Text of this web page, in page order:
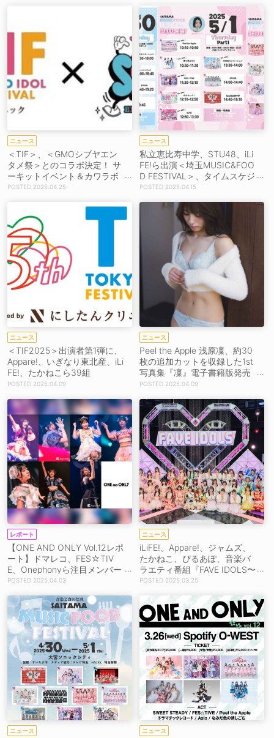
は、幸せの連鎖だなと思って
います！」
ニュース
＜TIF＞、＜GMOシブヤエン
タメ祭＞とのコラボ決定！ サ
ーキットイベント＆カワラボ
3組出演イベント開催
2025.04.25
ニュース
私立恵比寿中学、STU48、iLi
FE!ら出演＜埼玉MUSIC&FOO
D FESTIVAL＞、タイムスケジ
ュール公開！
2025.04.15
ニュース
＜TIF2025＞出演者第1弾に、
Appare!、いぎなり東北産、iLi
FE!、たかねこら39組
2025.04.09
ニュース
Peel the Apple 浅原凜、約30
枚の追加カットを収録した1st
写真集『凜』電子書籍版発売
決定！【コメントあり】
2025.04.09
レポート
【ONE AND ONLY Vol.12レポ
ート】ドマレコ、FES☆TIV
E、Onephonyら注目メンバー
の表現力豊かなパフォーマン
2025.04.03
ニュース
iLiFE!、Appare!、ジャムズ、
たかねこ、ぴるあぽ、音楽バ
ラエティ番組『FAVE IDOLS〜
今推したい最強アイドル〜』
【コメントあり】
2025.03.25
ニュース ニュース